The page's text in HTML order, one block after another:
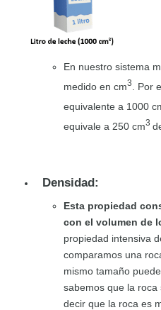
En nuestro sistema
medido en cm3. Por
equivalente a 1000
equivale a 250 cm3
Densidad:
Esta propiedad
con el volumen de
propiedad intensiva
comparamos una
mismo tamaño
sabemos que la
decir que la roca es